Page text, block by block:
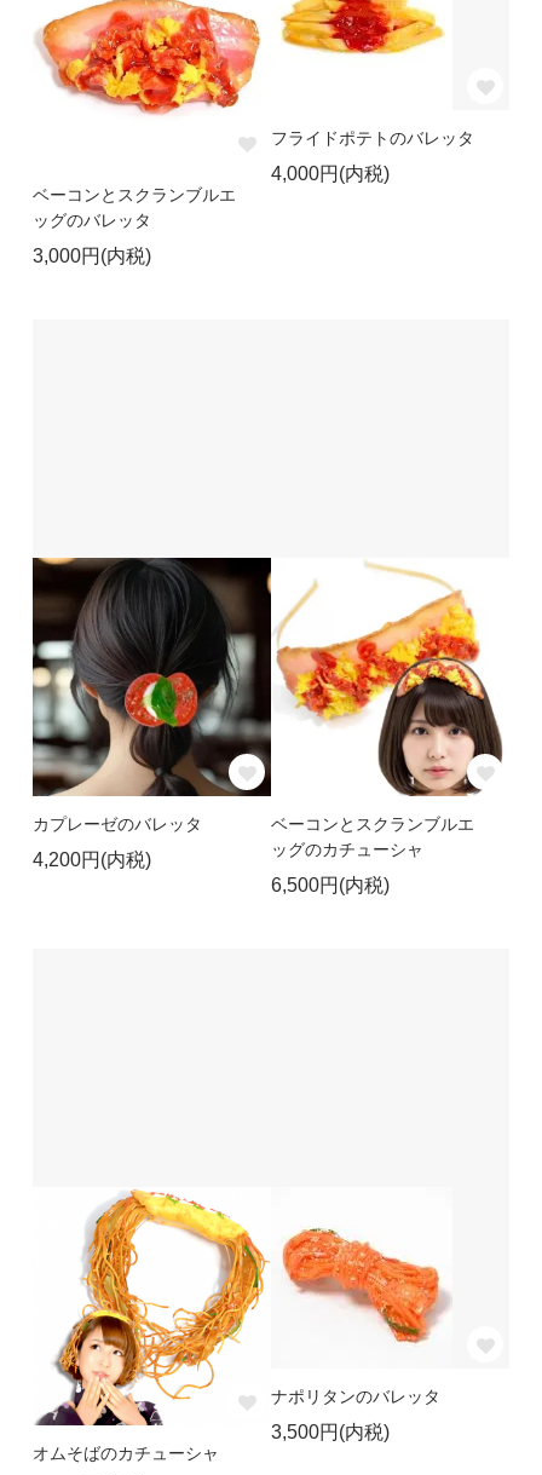
ベーコンとスクランブルエ
ッグのバレッタ
3,000円(内税)
フライドポテトのバレッタ
4,000円(内税)
カプレーゼのバレッタ
4,200円(内税)
ベーコンとスクランブルエ
ッグのカチューシャ
6,500円(内税)
オムそばのカチューシャ
ナポリタンのバレッタ
3,500円(内税)